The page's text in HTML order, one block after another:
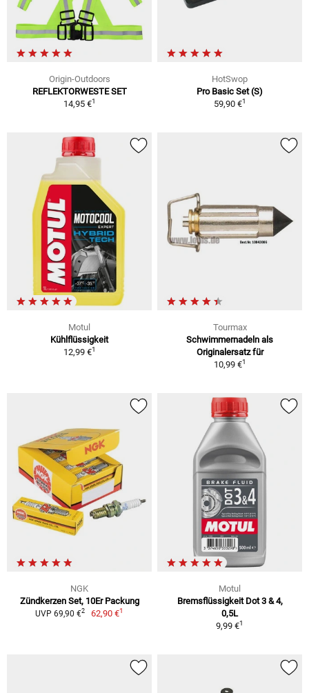
Origin-Outdoors
REFLEKTORWESTE SET
14,95 €1
HotSwop
Pro Basic Set (S)
59,90 €1
Motul
Kühlflüssigkeit
12,99 €1
Tourmax
Schwimmernadeln als
Originalersatz für
10,99 €1
NGK
Zündkerzen Set, 10Er Packung
UVP 69,90 €2 62,90 €1
Motul
Bremsflüssigkeit Dot 3 & 4,
0,5L
9,99 €1